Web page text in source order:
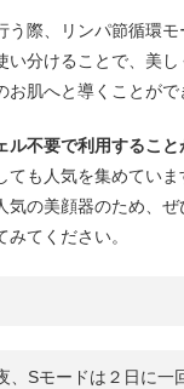
う際、リンパ節循環モ
い分けることで、美
お肌へと導くことがで
ル不要で利用すること
ても人気を集めてい
気の美顔器のため、
てください。
、Sモードは２日に一